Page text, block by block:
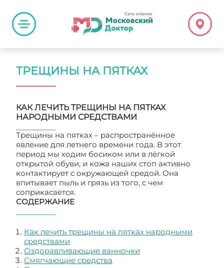
ТРЕЩИНЫ НА ПЯТКАХ
КАК ЛЕЧИТЬ ТРЕЩИНЫ НА ПЯТКАХ
НАРОДНЫМИ СРЕДСТВАМИ
Трещины на пятках – распространённое
явление для летнего времени года. В этот
период мы ходим босиком или в лёгкой
открытой обуви, и кожа наших стоп активно
контактирует с окружающей средой. Она
впитывает пыль и грязь из того, с чем
соприкасается.
СОДЕРЖАНИЕ
Как лечить трещины на пятках народными
средствами
Оздоравливающие ванночки
Смягчающие средства